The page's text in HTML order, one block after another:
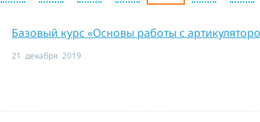
Базовый курс «Основы работы с
21 декабря 2019